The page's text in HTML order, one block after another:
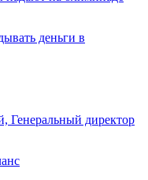
деньги в
Генеральный директор